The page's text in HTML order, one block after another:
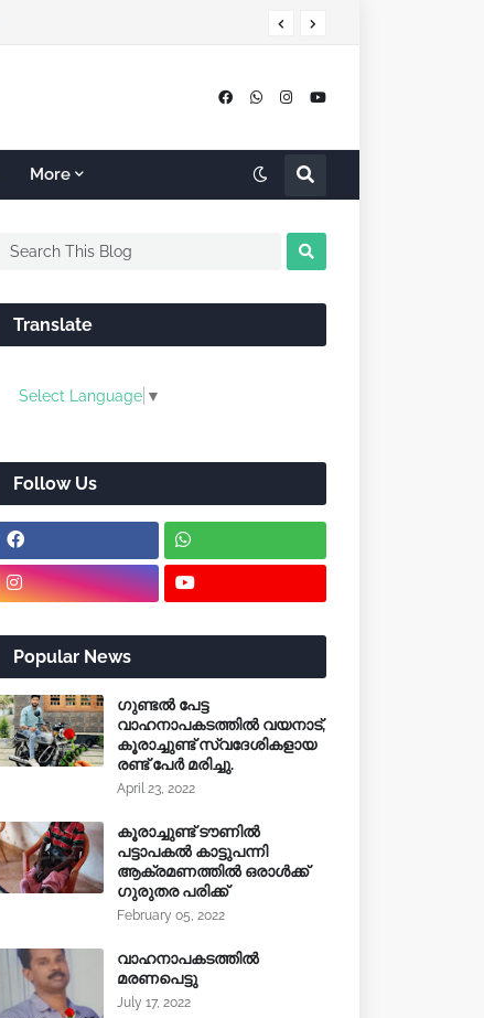
More
Translate
Select Language ▼
Follow Us
Popular News
ഗുണ്ടൽ പേട്ട
വാഹനാപകടത്തിൽ വയനാട്,
കൂരാച്ചുണ്ട് സ്വദേശികളായ
രണ്ട് പേർ മരിച്ചു.
April 23, 2022
കൂരാച്ചുണ്ട് ടൗണിൽ
പട്ടാപകൽ കാട്ടുപന്നി
ആക്രമണത്തിൽ ഒരാൾക്ക്
ഗുരുതര പരിക്ക്
February 05, 2022
വാഹനാപകടത്തിൽ
മരണപെട്ടു
July 17, 2022